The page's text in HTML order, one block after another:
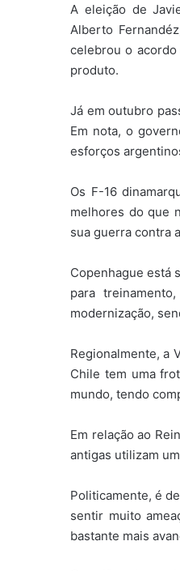
A eleição de
Alberto
celebrou o
produto.
Já em outubro
Em nota, o
esforços
Os F-16
melhores do que
sua guerra contra
Copenhague está
para
modernização,
Regionalmente, a
Chile tem uma
mundo, tendo
Em relação ao
antigas utilizam
Politicamente, é
sentir muito
bastante mais